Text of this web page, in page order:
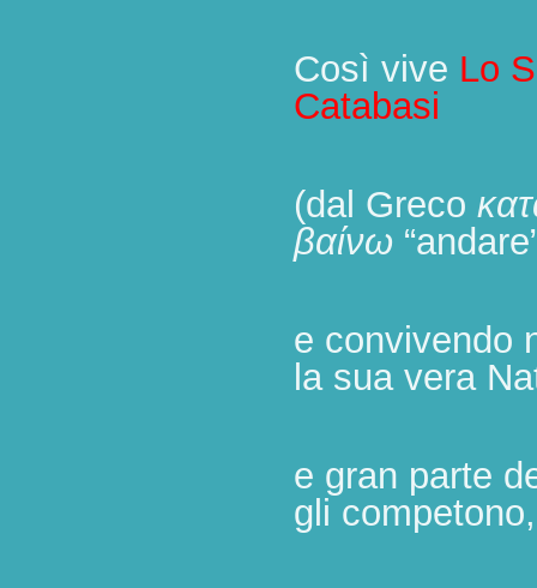
Così vive Lo
Catabasi
(dal Greco
βαίνω
e convivendo
la sua vera
e gran parte
gli competono,